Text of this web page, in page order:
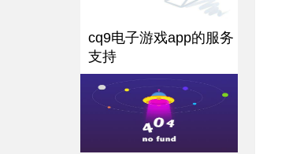
cq9电子游戏app的服务
支持